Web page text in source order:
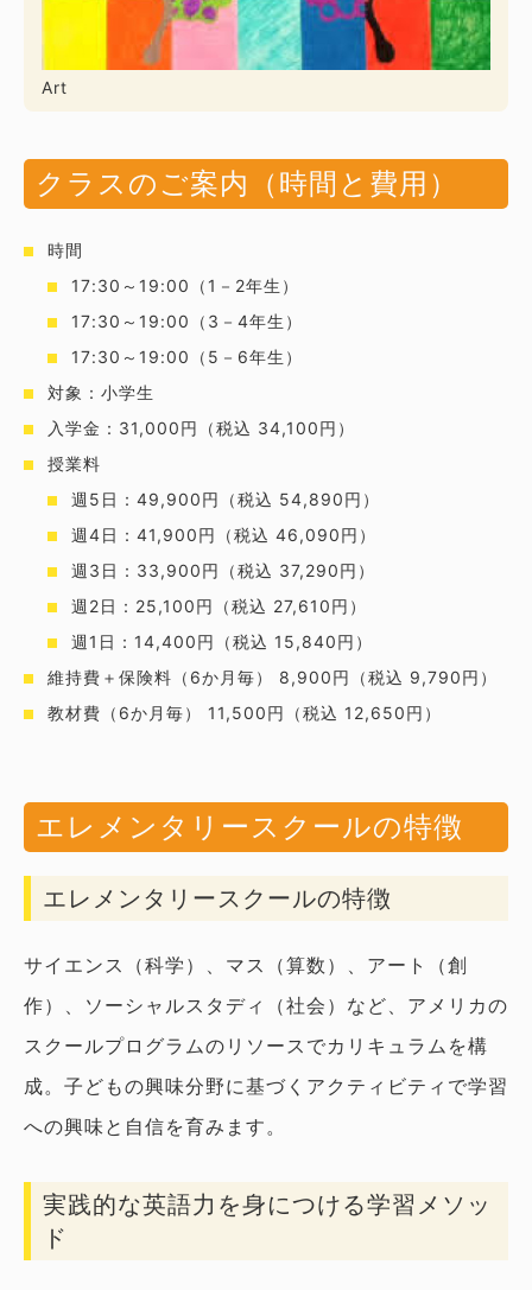
Art
クラスのご案内（時間と費用）
時間
17:30～19:00（1－2年生）
17:30～19:00（3－4年生）
17:30～19:00（5－6年生）
対象：小学生
入学金：31,000円（税込 34,100円）
授業料
週5日：49,900円（税込 54,890円）
週4日：41,900円（税込 46,090円）
週3日：33,900円（税込 37,290円）
週2日：25,100円（税込 27,610円）
週1日：14,400円（税込 15,840円）
維持費＋保険料（6か月毎） 8,900円（税込 9,790円）
教材費（6か月毎） 11,500円（税込 12,650円）
エレメンタリースクールの特徴
エレメンタリースクールの特徴
サイエンス（科学）、マス（算数）、アート（創
作）、ソーシャルスタディ（社会）など、アメリカの
スクールプログラムのリソースでカリキュラムを構
成。子どもの興味分野に基づくアクティビティで学習
への興味と自信を育みます。
実践的な英語力を身につける学習メソッ
ド